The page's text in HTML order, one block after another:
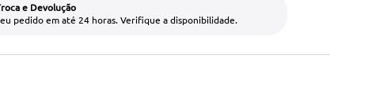
e Devolução
pedido em até 24 horas. Verifique a disponibilidade.